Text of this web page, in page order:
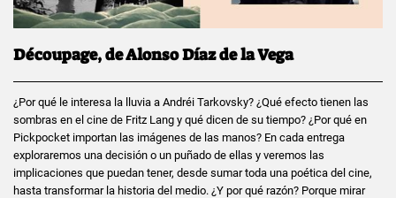
Découpage, de Alonso Díaz de la Vega
¿Por qué le interesa la lluvia a Andréi Tarkovsky? ¿Qué efecto tienen las
sombras en el cine de Fritz Lang y qué dicen de su tiempo? ¿Por qué en
Pickpocket importan las imágenes de las manos? En cada entrega
exploraremos una decisión o un puñado de ellas y veremos las
implicaciones que puedan tener, desde sumar toda una poética del cine,
hasta transformar la historia del medio. ¿Y por qué razón? Porque mirar